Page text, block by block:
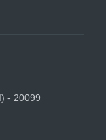
- 20099